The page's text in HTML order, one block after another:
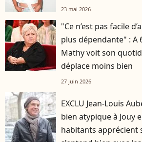
23 mai 2026
"Ce n’est pas facile
plus dépendante" : A
Mathy voit son
déplace moins bien
27 juin 2026
EXCLU Jean-Louis
bien atypique à Jouy
habitants apprécient